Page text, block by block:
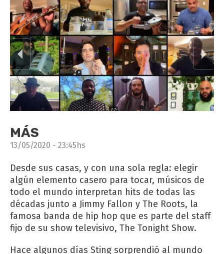
MÁS
13/05/2020 - 23:45hs
Desde sus casas, y con una sola regla: elegir
algún elemento casero para tocar, músicos de
todo el mundo interpretan hits de todas las
décadas junto a Jimmy Fallon y The Roots, la
famosa banda de hip hop que es parte del staff
fijo de su show televisivo, The Tonight Show.
Hace algunos días Sting sorprendió al mundo